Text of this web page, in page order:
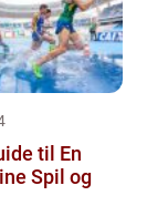
til En
Spil og